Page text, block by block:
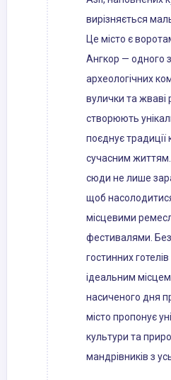
вирізняється
Це місто є
Ангкор — одного
археологічних
вулички та жваві
створюють
поєднує традиції
сучасним
сюди не лише
щоб
місцевими
фестивалями.
гостинних
ідеальним
насиченого дня
місто пропонує
культури та
мандрівників з